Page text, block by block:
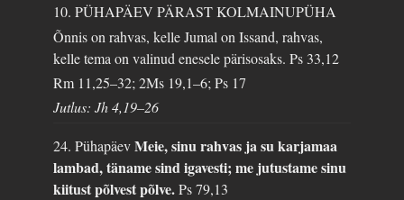
10. PÜHAPÄEV PÄRAST KOLMAINUPÜHA
Õnnis on rahvas, kelle Jumal on Issand, rahvas,
kelle tema on valinud enesele pärisosaks.Ps 33,12
Rm 11,25–32; 2Ms 19,1–6; Ps 17
Jutlus: Jh 4,19–26
24. PühapäevMeie, sinu rahvas ja su karjamaa
lambad, täname sind igavesti; me jutustame sinu
kiitust põlvest põlve.Ps 79,13